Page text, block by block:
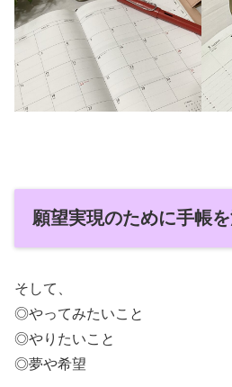
願望実現のために手帳
そして、
◎やってみたいこと
◎やりたいこと
◎夢や希望